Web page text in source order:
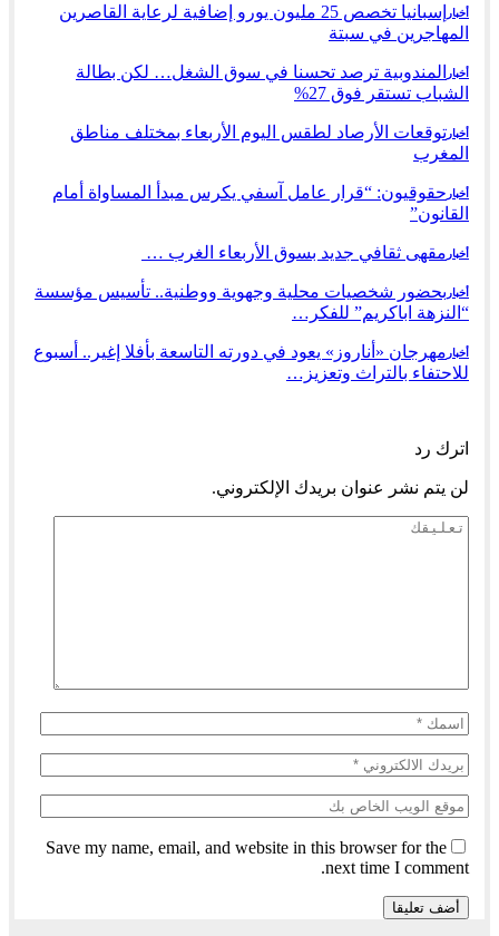
أخبار
إسبانيا تخصص 25 مليون يورو إضافية لرعاية القاصرين
المهاجرين في سبتة
أخبار
المندوبية ترصد تحسنا في سوق الشغل… لكن بطالة
الشباب تستقر فوق 27%
أخبار توقعات الأرصاد لطقس اليوم الأربعاء بمختلف مناطق
المغرب
أخبار حقوقيون: “قرار عامل آسفي يكرس مبدأ المساواة أمام
القانون”
أخبار مقهى ثقافي جديد بسوق الأربعاء الغرب …
أخبار بحضور شخصيات محلية وجهوية ووطنية.. تأسيس مؤسسة
“النزهة اباكريم” للفكر…
أخبار مهرجان «أناروز» يعود في دورته التاسعة بأفلا إغير.. أسبوع
للاحتفاء بالتراث وتعزيز…
اترك رد
لن يتم نشر عنوان بريدك الإلكتروني.
Save my name, email, and website in this browser for the
next time I comment.